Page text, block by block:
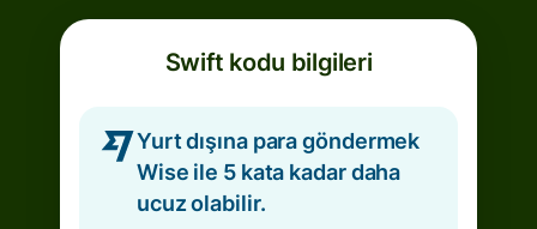
Swift kodu bilgileri
Yurt dışına para göndermek
Wise ile 5 kata kadar daha
ucuz olabilir.